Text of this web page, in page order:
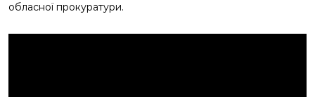
обласної прокуратури.